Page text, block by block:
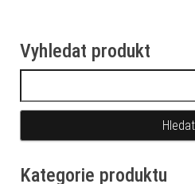
Vyhledat produkt
Kategorie produktu